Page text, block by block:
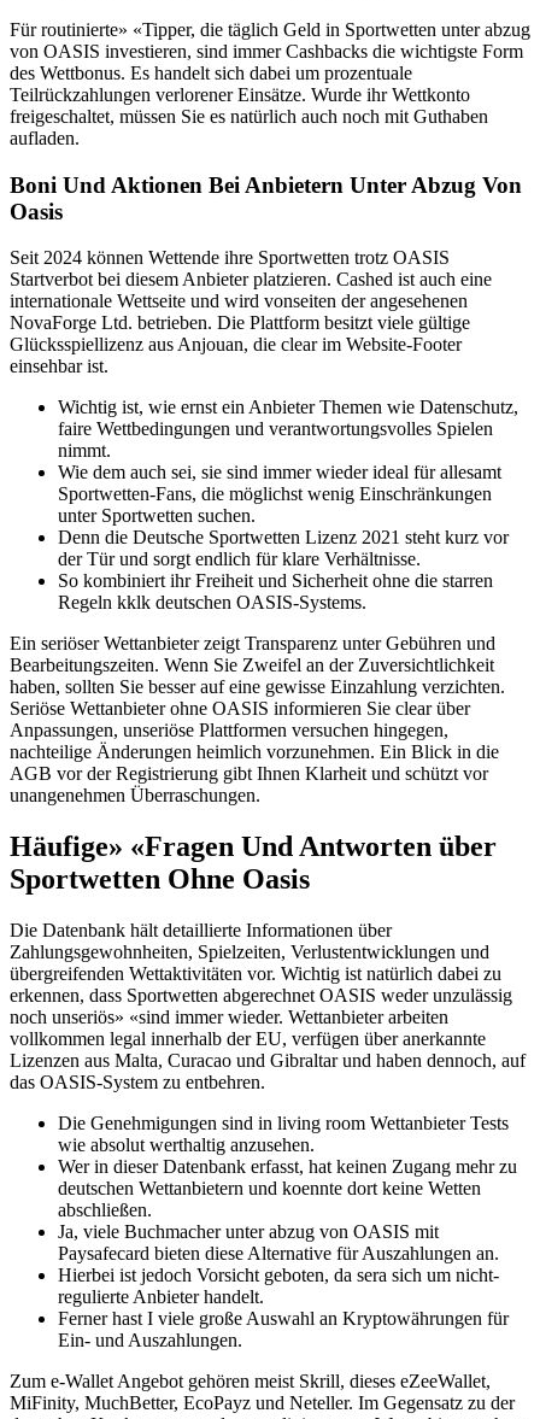
Für routinierte» «Tipper, die täglich Geld in Sportwetten unter abzug
von OASIS investieren, sind immer Cashbacks die wichtigste Form
des Wettbonus. Es handelt sich dabei um prozentuale
Teilrückzahlungen verlorener Einsätze. Wurde ihr Wettkonto
freigeschaltet, müssen Sie es natürlich auch noch mit Guthaben
aufladen.
Boni Und Aktionen Bei Anbietern Unter Abzug Von
Oasis
Seit 2024 können Wettende ihre Sportwetten trotz OASIS
Startverbot bei diesem Anbieter platzieren. Cashed ist auch eine
internationale Wettseite und wird vonseiten der angesehenen
NovaForge Ltd. betrieben. Die Plattform besitzt viele gültige
Glücksspiellizenz aus Anjouan, die clear im Website-Footer
einsehbar ist.
Wichtig ist, wie ernst ein Anbieter Themen wie Datenschutz,
faire Wettbedingungen und verantwortungsvolles Spielen
nimmt.
Wie dem auch sei, sie sind immer wieder ideal für allesamt
Sportwetten-Fans, die möglichst wenig Einschränkungen
unter Sportwetten suchen.
Denn die Deutsche Sportwetten Lizenz 2021 steht kurz vor
der Tür und sorgt endlich für klare Verhältnisse.
So kombiniert ihr Freiheit und Sicherheit ohne die starren
Regeln kklk deutschen OASIS-Systems.
Ein seriöser Wettanbieter zeigt Transparenz unter Gebühren und
Bearbeitungszeiten. Wenn Sie Zweifel an der Zuversichtlichkeit
haben, sollten Sie besser auf eine gewisse Einzahlung verzichten.
Seriöse Wettanbieter ohne OASIS informieren Sie clear über
Anpassungen, unseriöse Plattformen versuchen hingegen,
nachteilige Änderungen heimlich vorzunehmen. Ein Blick in die
AGB vor der Registrierung gibt Ihnen Klarheit und schützt vor
unangenehmen Überraschungen.
Häufige» «Fragen Und Antworten über
Sportwetten Ohne Oasis
Die Datenbank hält detaillierte Informationen über
Zahlungsgewohnheiten, Spielzeiten, Verlustentwicklungen und
übergreifenden Wettaktivitäten vor. Wichtig ist natürlich dabei zu
erkennen, dass Sportwetten abgerechnet OASIS weder unzulässig
noch unseriös» «sind immer wieder. Wettanbieter arbeiten
vollkommen legal innerhalb der EU, verfügen über anerkannte
Lizenzen aus Malta, Curacao und Gibraltar und haben dennoch, auf
das OASIS-System zu entbehren.
Die Genehmigungen sind in living room Wettanbieter Tests
wie absolut werthaltig anzusehen.
Wer in dieser Datenbank erfasst, hat keinen Zugang mehr zu
deutschen Wettanbietern und koennte dort keine Wetten
abschließen.
Ja, viele Buchmacher unter abzug von OASIS mit
Paysafecard bieten diese Alternative für Auszahlungen an.
Hierbei ist jedoch Vorsicht geboten, da sera sich um nicht-
regulierte Anbieter handelt.
Ferner hast I viele große Auswahl an Kryptowährungen für
Ein- und Auszahlungen.
Zum e-Wallet Angebot gehören meist Skrill, dieses eZeeWallet,
MiFinity, MuchBetter, EcoPayz und Neteller. Im Gegensatz zu der